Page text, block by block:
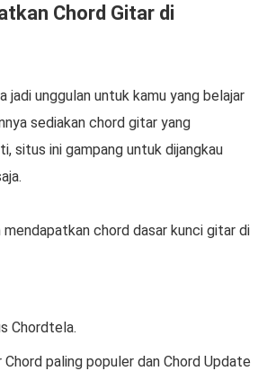
Chord Gitar di
jadi unggulan untuk kamu yang belajar
sediakan chord gitar yang
situs ini gampang untuk dijangkau
mendapatkan chord dasar kunci gitar di
Chordtela.
paling populer dan Chord Update